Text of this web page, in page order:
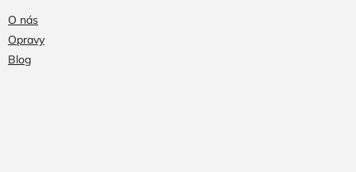
O nás
Opravy
Blog